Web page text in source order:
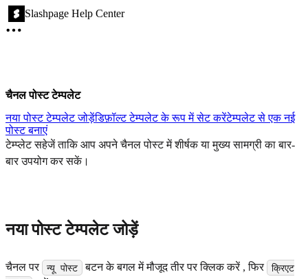
Slashpage Help Center
चैनल पोस्ट टेम्पलेट
नया पोस्ट टेम्पलेट जोड़ेंडिफ़ॉल्ट टेम्पलेट के रूप में सेट करेंटेम्पलेट से एक नई
पोस्ट बनाएं
टेम्प्लेट सहेजें ताकि आप अपने चैनल पोस्ट में शीर्षक या मुख्य सामग्री का बार-
बार उपयोग कर सकें।
नया पोस्ट टेम्पलेट जोड़ें
चैनल पर न्यू पोस्ट बटन के बगल में मौजूद तीर पर क्लिक करें , फिर
क्रिएट